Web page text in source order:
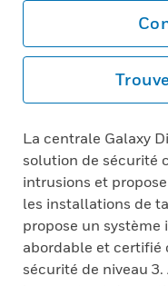
La centrale Galaxy
solution de sécurité
intrusions et
les installations de
propose un
abordable et certifié
sécurité de niveau